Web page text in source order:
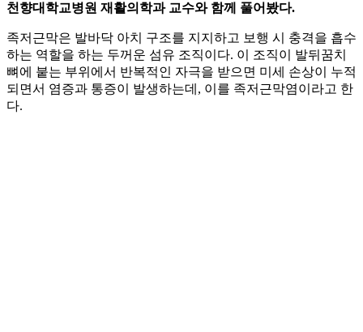
천향대학교병원 재활의학과 교수와 함께 풀어봤다.
족저근막은 발바닥 아치 구조를 지지하고 보행 시 충격을 흡수
하는 역할을 하는 두꺼운 섬유 조직이다. 이 조직이 발뒤꿈치
뼈에 붙는 부위에서 반복적인 자극을 받으면 미세 손상이 누적
되면서 염증과 통증이 발생하는데, 이를 족저근막염이라고 한
다.